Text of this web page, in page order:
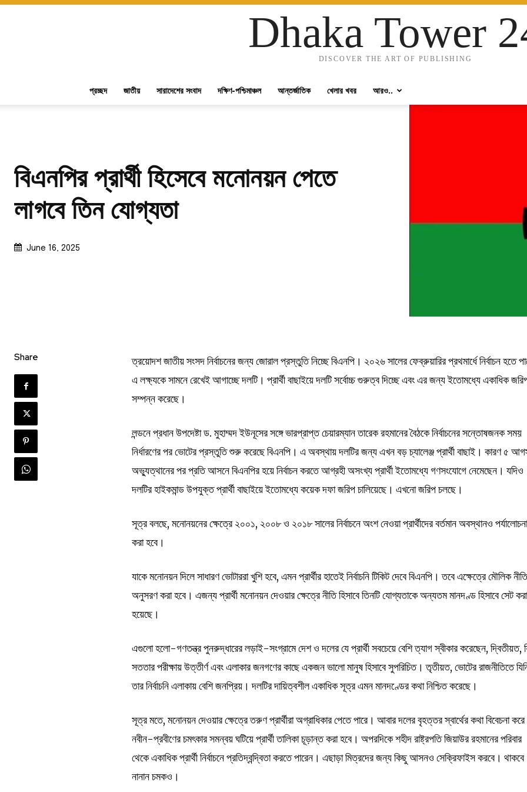
Dhaka Tower
DISCOVER THE ART OF PUBLISHING
প্রচ্ছদ জাতীয় সারাদেশের সংবাদ দক্ষিণ-পশ্চিমাঞ্চল আন্তর্জাতিক খেলার খবর আরও..
বিএনপির প্রার্থী হিসেবে মনোনয়ন পেতে
লাগবে তিন যোগ্যতা
June 16, 2025
Share
ত্রয়োদশ জাতীয় সংসদ নির্বাচনের জন্য জোরাল প্রস্তুতি নিচ্ছে বিএনপি। ২০২৬ সালের ফেব্রুয়ারির প্রথমার্ধে নির্বাচন হতে
এ লক্ষ্যকে সামনে রেখেই আগাচ্ছে দলটি। প্রার্থী বাছাইয়ে দলটি সর্বোচ্চ গুরুত্ব দিচ্ছে এবং এর জন্য ইতোমধ্যে একাধিক
সম্পন্ন করেছে।
লন্ডনে প্রধান উপদেষ্টা ড. মুহাম্মদ ইউনূসের সঙ্গে ভারপ্রাপ্ত চেয়ারম্যান তারেক রহমানের বৈঠকে নির্বাচনের সন্তোষজনক সময়
নির্ধারণের পর ভোটের প্রস্তুতি শুরু করেছে বিএনপি। এ অবস্থায় দলটির জন্য এখন বড় চ্যালেঞ্জ প্রার্থী বাছাই। কারণ ৫
অভ্যুত্থানের পর প্রতি আসনে বিএনপির হয়ে নির্বাচন করতে আগ্রহী অসংখ্য প্রার্থী ইতোমধ্যে গণসংযোগে নেমেছেন। যদিও
দলটির হাইকমান্ড উপযুক্ত প্রার্থী বাছাইয়ে ইতোমধ্যে কয়েক দফা জরিপ চালিয়েছে। এখনো জরিপ চলছে।
সূত্র বলছে, মনোনয়নের ক্ষেত্রে ২০০১, ২০০৮ ও ২০১৮ সালের নির্বাচনে অংশ নেওয়া প্রার্থীদের বর্তমান অবস্থানও
করা হবে।
যাকে মনোনয়ন দিলে সাধারণ ভোটাররা খুশি হবে, এমন প্রার্থীর হাতেই নির্বাচনি টিকিট দেবে বিএনপি। তবে এক্ষেত্রে মৌলিক
অনুসরণ করা হবে। এজন্য প্রার্থী মনোনয়ন দেওয়ার ক্ষেত্রে নীতি হিসাবে তিনটি যোগ্যতাকে অন্যতম মানদণ্ড হিসাবে সেট
হয়েছে।
এগুলো হলো-গণতন্ত্র পুনরুদ্ধারের লড়াই-সংগ্রামে দেশ ও দলের যে প্রার্থী সবচেয়ে বেশি ত্যাগ স্বীকার করেছেন, দ্বিতীয়ত,
সততার পরীক্ষায় উত্তীর্ণ এবং এলাকার জনগণের কাছে একজন ভালো মানুষ হিসাবে সুপরিচিত। তৃতীয়ত, ভোটের রাজনীতিতে
তার নির্বাচনি এলাকায় বেশি জনপ্রিয়। দলটির দায়িত্বশীল একাধিক সূত্র এমন মানদণ্ডের কথা নিশ্চিত করেছে।
সূত্র মতে, মনোনয়ন দেওয়ার ক্ষেত্রে তরুণ প্রার্থীরা অগ্রাধিকার পেতে পারে। আবার দলের বৃহত্তর স্বার্থের কথা বিবেচনা করে
নবীন-প্রবীণের চমৎকার সমন্বয় ঘটিয়ে প্রার্থী তালিকা চূড়ান্ত করা হবে। অপরদিকে শহীদ রাষ্ট্রপতি জিয়াউর রহমানের পরিবার
থেকে একাধিক প্রার্থী নির্বাচনে প্রতিদ্বন্দ্বিতা করতে পারেন। এছাড়া মিত্রদের জন্য কিছু আসনও সেক্রিফাইস করবে। থাকবে
নানান চমকও।